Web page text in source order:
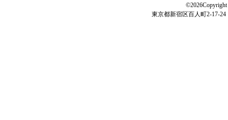
©2026Copyright
東京都新宿区百人町2-17-